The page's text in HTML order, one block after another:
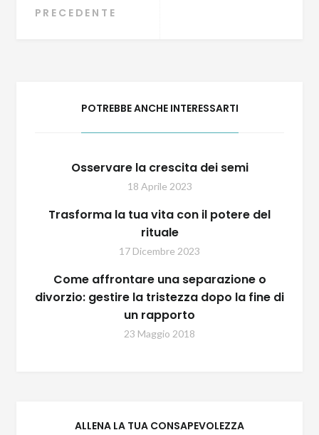
Navigazione
PRECEDENTE
POTREBBE ANCHE INTERESSARTI
Osservare la crescita dei semi
18 Aprile 2023
Trasforma la tua vita con il potere del
rituale
17 Dicembre 2023
Come affrontare una separazione o
divorzio: gestire la tristezza dopo la fine di
un rapporto
23 Maggio 2018
ALLENA LA TUA CONSAPEVOLEZZA